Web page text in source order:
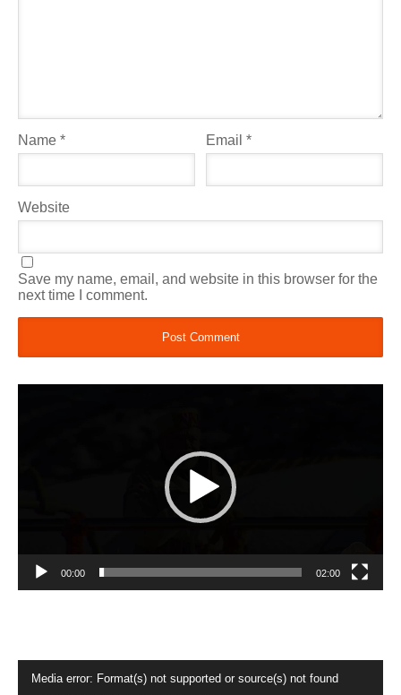
Name * Email*
Website
Save my name, email, and website in this browser for the
next time I comment.
00:00 02:00
Player
Media error: Format(s) not supported or source(s) not found